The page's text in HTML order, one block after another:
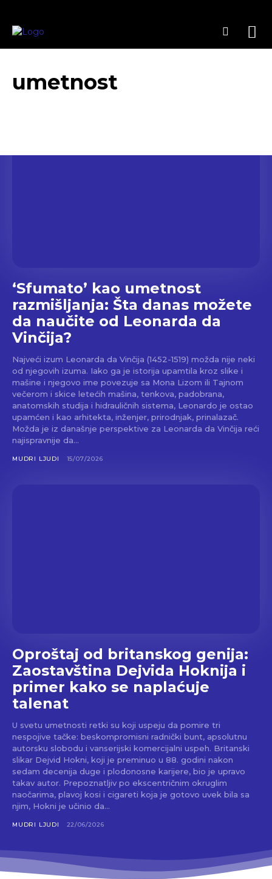
umetnost
‘Sfumato’ kao umetnost
razmišljanja: Šta danas možete
da naučite od Leonarda da
Vinčija?
Najveći izum Leonarda da Vinčija (1452-1519) možda nije neki
od njegovih izuma. Iako ga je istorija upamtila kroz slike i
mašine i njegovo ime povezuje sa Mona Lizom ili Tajnom
večerom i skice letećih mašina, tenkova, padobrana,
anatomskih studija i hidrauličnih sistema, Leonardo je ostao
upamćen i kao arhitekta, inženjer, prirodnjak, prinalazač.
Možda je iz današnje perspektive za Leonarda da Vinčija reći
najispravnije da...
MUDRI LJUDI 15/07/2026
Oproštaj od britanskog genija:
Zaostavština Dejvida Hoknija i
primer kako se naplaćuje
talenat
U svetu umetnosti retki su koji uspeju da pomire tri
nespojive tačke: beskompromisni radnički bunt, apsolutnu
autorsku slobodu i vanserijski komercijalni uspeh. Britanski
slikar Dejvid Hokni, koji je preminuo u 88. godini nakon
sedam decenija duge i plodonosne karijere, bio je upravo
takav autor. Prepoznatljiv po ekscentričnim okruglim
naočarima, plavoj kosi i cigareti koja je gotovo uvek bila sa
njim, Hokni je učinio da...
MUDRI LJUDI 22/06/2026